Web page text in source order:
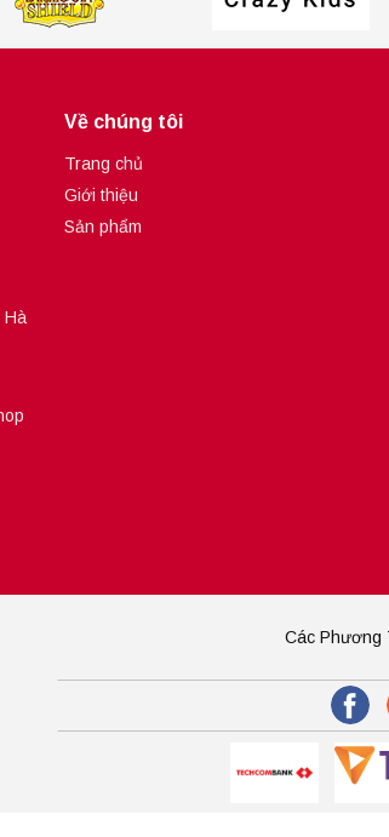
Hà
Về chúng tôi
Trang chủ
Giới thiệu
Sản phẩm
Các Phương